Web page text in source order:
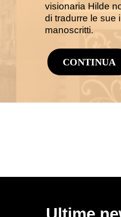
visionaria Hilde
di tradurre le sue
manoscritti.
CONTINUA